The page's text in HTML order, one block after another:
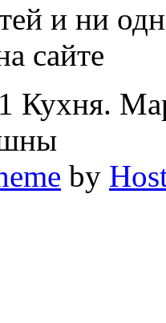
и ни
сайте
Кухня.
by